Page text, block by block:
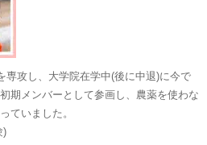
専攻し、大学院在学中(後に中退)に今で
期メンバーとして参画し、農薬を使わな
ていました。
)